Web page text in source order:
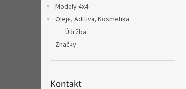
Modely 4x4
Oleje, Aditiva, Kosmetika
Údržba
Značky
Kontakt